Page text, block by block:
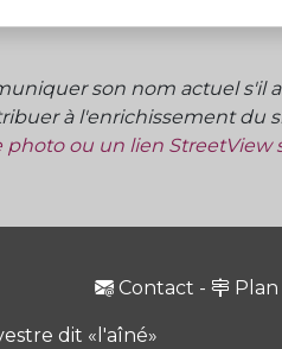
son nom actuel
à l'enrichissement du
ou un lien StreetView
Contact -
dit «l'aîné»